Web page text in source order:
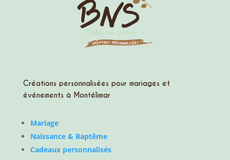
Créations personnalisées pour mariages et
événements à Montélimar
Mariage
Naissance & Baptême
Cadeaux personnalisés